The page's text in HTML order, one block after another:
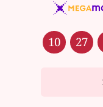
10 27